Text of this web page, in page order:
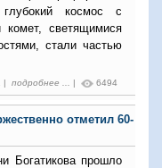
космос с
комет, светящимися
стали частью
| подробнее ... | 6494
отметил 60-
Богатикова прошло